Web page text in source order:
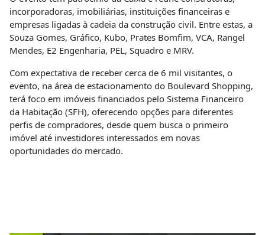
incorporadoras, imobiliárias, instituições financeiras e
empresas ligadas à cadeia da construção civil. Entre estas, a
Souza Gomes, Gráfico, Kubo, Prates Bomfim, VCA, Rangel
Mendes, E2 Engenharia, PEL, Squadro e MRV.
Com expectativa de receber cerca de 6 mil visitantes, o
evento, na área de estacionamento do Boulevard Shopping,
terá foco em imóveis financiados pelo Sistema Financeiro
da Habitação (SFH), oferecendo opções para diferentes
perfis de compradores, desde quem busca o primeiro
imóvel até investidores interessados em novas
oportunidades do mercado.